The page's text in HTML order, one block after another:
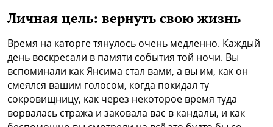
Личная цель: вернуть свою жизнь
Время на каторге тянулось очень медленно. Каждый
день воскресали в памяти события той ночи. Вы
вспоминали как Янсима стал вами, а вы им, как он
смеялся вашим голосом, когда покидал ту
сокровищницу, как через некоторое время туда
ворвалась стража и заковала вас в кандалы, и как